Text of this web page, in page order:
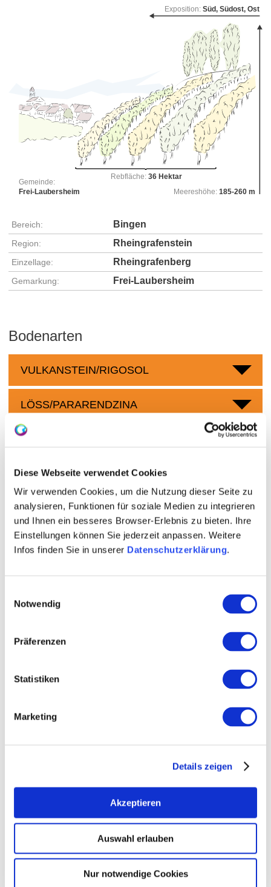
Diese Webseite verwendet Cookies
Wir verwenden Cookies, um die Nutzung dieser Seite zu
analysieren, Funktionen für soziale Medien zu integrieren
und Ihnen ein besseres Browser-Erlebnis zu bieten. Ihre
Einstellungen können Sie jederzeit anpassen. Weitere
Infos finden Sie in unserer Datenschutzerklärung.
Notwendig
Präferenzen
Statistiken
Marketing
Details zeigen
Akzeptieren
Auswahl erlauben
Nur notwendige Cookies
Rebfläche:36 Hektar
Gemeinde:
Frei-Laubersheim
Meereshöhe: 185-260 m
Exposition: Süd, Südost, Ost
Bereich: Bingen
Region: Rheingrafenstein
Einzellage: Rheingrafenberg
Gemarkung: Frei-Laubersheim
Bodenarten
VULKANSTEIN/RIGOSOL
LÖSS/PARARENDZINA
Weingut Breitenbach